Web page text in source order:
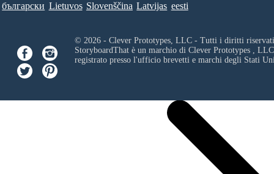
български Lietuvos Slovenščina Latvijas eesti
© 2026 - Clever Prototypes, LLC - Tutti i diritti
StoryboardThat è un marchio di Clever Prototypes , LLC
registrato presso l'ufficio brevetti e marchi degli Stati